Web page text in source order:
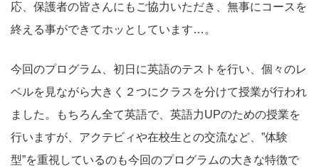
応、保護者の皆さんにもご協力いただき、無事にコースを
終える事ができてホッとしています…。
今回のプログラム、初日に英語のテストを行い、個々のレ
ベルを見ながら大きく２つにクラスを分けて授業が行われ
ました。もちろん全て英語で、英語力UPのための授業を
行いますが、アクテビィや在校生との交流など、”体験
型”を重視しているのも今回のプログラムの大きな特徴で